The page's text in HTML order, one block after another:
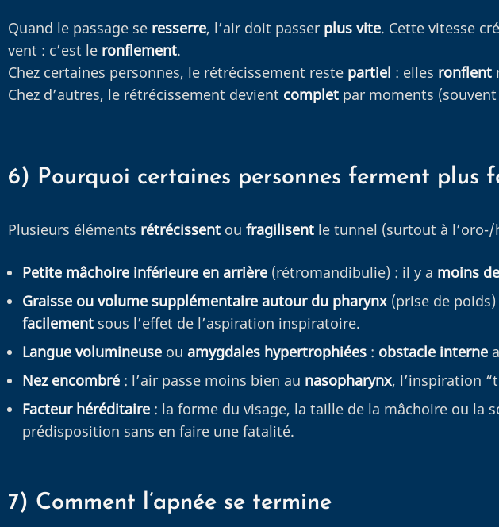
Quand le passage se resserre, l’air doit passer plus vite. Cette vitesse
vent : c’est le ronflement.
Chez certaines personnes, le rétrécissement reste partiel : elles ronflent
Chez d’autres, le rétrécissement devient complet par moments (souvent
6) Pourquoi certaines personnes ferment plus
Plusieurs éléments rétrécissent ou fragilisent le tunnel (surtout à
Petite mâchoire inférieure en arrière (rétromandibulie) : il y a moins
Graisse ou volume supplémentaire autour du pharynx (prise de
facilement sous l’effet de l’aspiration inspiratoire.
Langue volumineuse ou amygdales hypertrophiées : obstacle interne
Nez encombré : l’air passe moins bien au nasopharynx, l’inspiration
Facteur héréditaire : la forme du visage, la taille de la mâchoire ou la
prédisposition sans en faire une fatalité.
7) Comment l’apnée se termine